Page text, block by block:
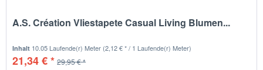
A.S. Création Vliestapete Casual Living Blumen...
Inhalt 10.05 Laufende(r) Meter (2,12 € * / 1 Laufende(r) Meter)
21,34 € * 29,95 € *